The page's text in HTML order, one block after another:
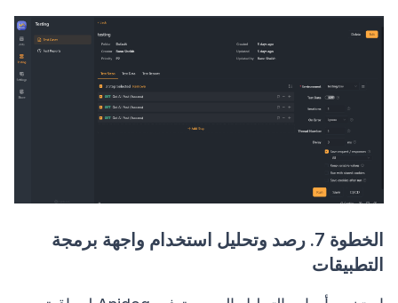
الخطوة 7. رصد وتحليل استخدام واجهة برمجة
التطبيقات